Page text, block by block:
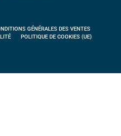
GÉNÉRALES DES VENTES
POLITIQUE DE COOKIES (UE)